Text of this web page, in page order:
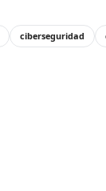
ciberseguridad